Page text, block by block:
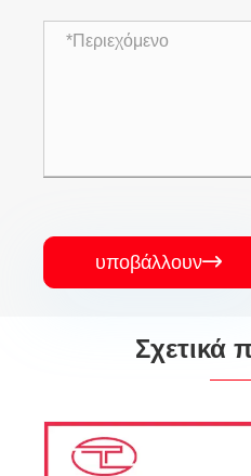
υποβάλλουν
Σχετικά